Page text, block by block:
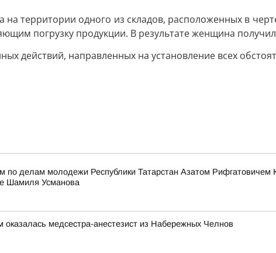
территории одного из складов, расположенных в
погрузку продукции. В результате женщина
действий, направленных на установление всех
по делам молодежи Республики Татарстан Азатом Рифгатовичем
Шамиля Усманова
медсестра-анестезист из Набережных Челнов